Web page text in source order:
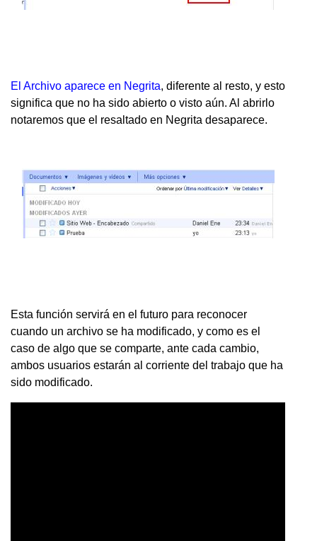
El Archivo aparece en Negrita, diferente al resto, y esto
significa que no ha sido abierto o visto aún. Al abrirlo
notaremos que el resaltado en Negrita desaparece.
Esta función servirá en el futuro para reconocer
cuando un archivo se ha modificado, y como es el
caso de algo que se comparte, ante cada cambio,
ambos usuarios estarán al corriente del trabajo que ha
sido modificado.